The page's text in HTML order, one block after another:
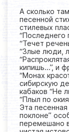
А сколько
песенной
стилевых
“Последнего
“Течет
“Злые люди,
кипишь…”, и
“Монах
сибирскую
кабаков “Не
“Плыл по
Эта
поклоне”
перемешано